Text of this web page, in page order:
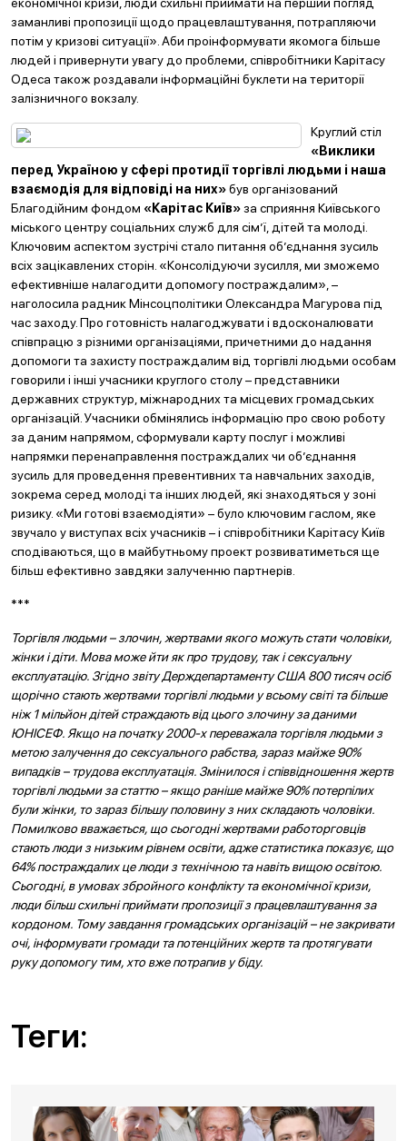
заманливі пропозиції щодо працевлаштування, потрапляючи
потім у кризові ситуації». Аби проінформувати якомога більше
людей і привернути увагу до проблеми, співробітники Карітасу
Одеса також роздавали інформаційні буклети на території
залізничного вокзалу.
Круглий стіл
«Виклики
перед Україною у сфері протидії торгівлі людьми і наша
взаємодія для відповіді на них»був організований
Благодійним фондом «Карітас Київ»за сприяння Київського
міського центру соціальних служб для сім’ї, дітей та молоді.
Ключовим аспектом зустрічі стало питання об’єднання зусиль
всіх зацікавлених сторін. «Консолідуючи зусилля, ми зможемо
ефективніше налагодити допомогу постраждалим», –
наголосила радник Мінсоцполітики Олександра Магурова під
час заходу. Про готовність налагоджувати і вдосконалювати
співпрацю з різними організаціями, причетними до надання
допомоги та захисту постраждалим від торгівлі людьми особам
говорили і інші учасники круглого столу – представники
державних структур, міжнародних та місцевих громадських
організацій. Учасники обмінялись інформацію про свою роботу
за даним напрямом, сформували карту послуг і можливі
напрямки перенаправлення постраждалих чи об’єднання
зусиль для проведення превентивних та навчальних заходів,
зокрема серед молоді та інших людей, які знаходяться у зоні
ризику. «Ми готові взаємодіяти» – було ключовим гаслом, яке
звучало у виступах всіх учасників – і співробітники Карітасу Київ
сподіваються, що в майбутньому проект розвиватиметься ще
більш ефективно завдяки залученню партнерів.
***
Торгівля людьми – злочин, жертвами якого можуть стати чоловіки,
жінки і діти. Мова може йти як про трудову, так і сексуальну
експлуатацію. Згідно звіту Держдепартаменту США 800 тисяч осіб
щорічно стають жертвами торгівлі людьми у всьому світі та більше
ніж 1 мільйон дітей страждають від цього злочину за даними
ЮНІСЕФ. Якщо на початку 2000-х переважала торгівля людьми з
метою залучення до сексуального рабства, зараз майже 90%
випадків – трудова експлуатація. Змінилося і співвідношення жертв
торгівлі людьми за статтю – якщо раніше майже 90% потерпілих
були жінки, то зараз більшу половину з них складають чоловіки.
Помилково вважається, що сьогодні жертвами работорговців
стають люди з низьким рівнем освіти, адже статистика показує, що
64% постраждалих це люди з технічною та навіть вищою освітою.
Сьогодні, в умовах збройного конфлікту та економічної кризи,
люди більш схильні приймати пропозиції з працевлаштування за
кордоном. Тому завдання громадських організацій – не закривати
очі, інформувати громади та потенційних жертв та протягувати
руку допомогу тим, хто вже потрапив у біду.
Теги: